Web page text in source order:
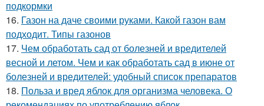
подкормки
16. Газон на даче своими руками. Какой газон вам
подходит. Типы газонов
17. Чем обработать сад от болезней и вредителей
весной и летом. Чем и как обработать сад в июне от
болезней и вредителей: удобный список препаратов
18. Польза и вред яблок для организма человека. О